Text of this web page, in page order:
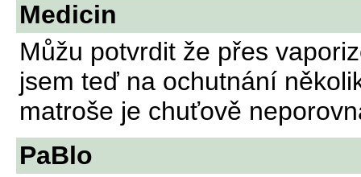
Medicin
Můžu potvrdit že přes
jsem teď na ochutnání
matroše je chuťově
PaBlo